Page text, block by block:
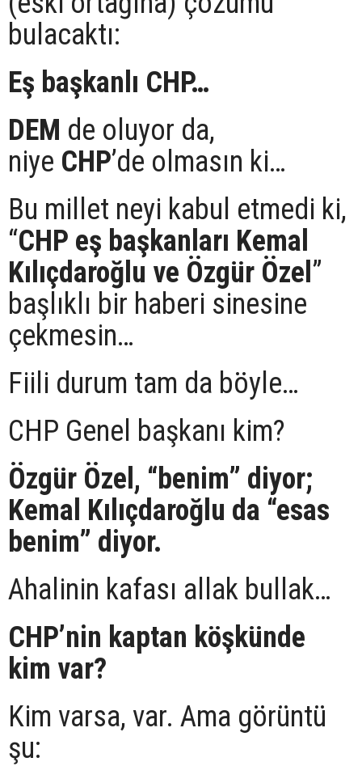
bulacaktı:
Eş başkanlı CHP…
DEM de oluyor da,
niye CHP’de olmasın ki…
Bu millet neyi kabul etmedi ki,
“CHP eş başkanları Kemal
Kılıçdaroğlu ve Özgür Özel ”
başlıklı bir haberi sinesine
çekmesin…
Fiili durum tam da böyle…
CHP Genel başkanı kim?
Özgür Özel, “benim” diyor;
Kemal Kılıçdaroğlu da “esas
benim” diyor.
Ahalinin kafası allak bullak…
CHP’nin kaptan köşkünde
kim var?
Kim varsa, var. Ama görüntü
şu: